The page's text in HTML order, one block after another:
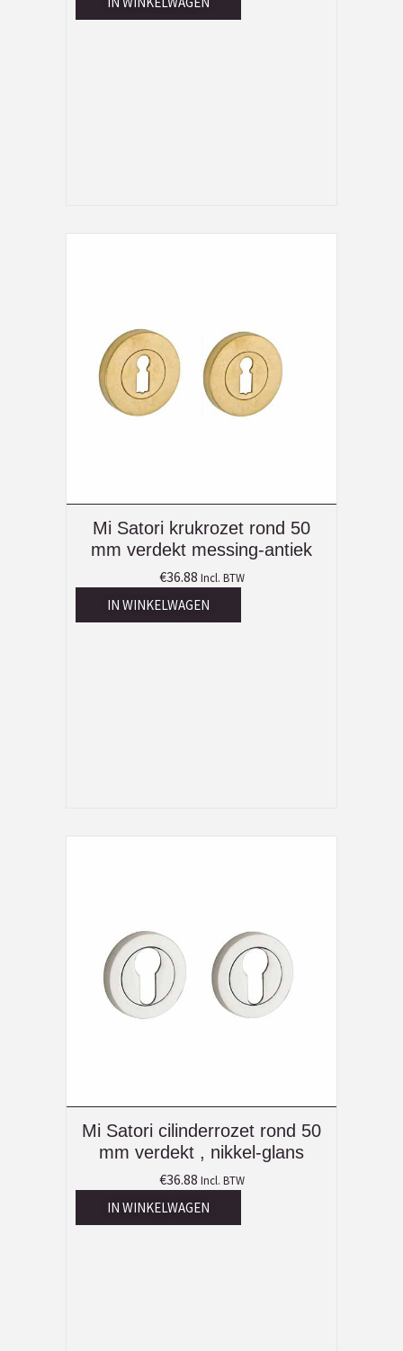
Mi Satori krukrozet rond 50
mm verdekt messing-antiek
€36.88 Incl. BTW
IN WINKELWAGEN
Mi Satori cilinderrozet rond 50
mm verdekt , nikkel-glans
€36.88 Incl. BTW
IN WINKELWAGEN